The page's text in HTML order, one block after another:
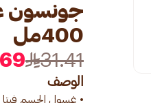
جونسون
400مل
31.41
الوصف
• غسول الجسم فيتا